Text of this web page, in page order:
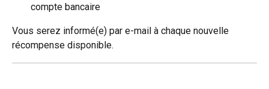
compte bancaire
Vous serez informé(e) par e-mail à chaque nouvelle
récompense disponible.